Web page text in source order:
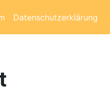
Datenschutzerklärung